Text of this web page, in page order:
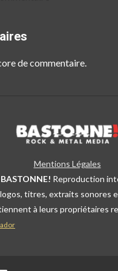
de commentaire.
Mentions Légales
Reproduction
logos, titres, extraits sonores
à leurs propriétaires